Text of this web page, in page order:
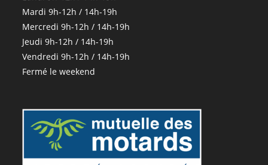
Mardi 9h-12h / 14h-19h
Mercredi 9h-12h / 14h-19h
Jeudi 9h-12h / 14h-19h
Vendredi 9h-12h / 14h-19h
Fermé le weekend